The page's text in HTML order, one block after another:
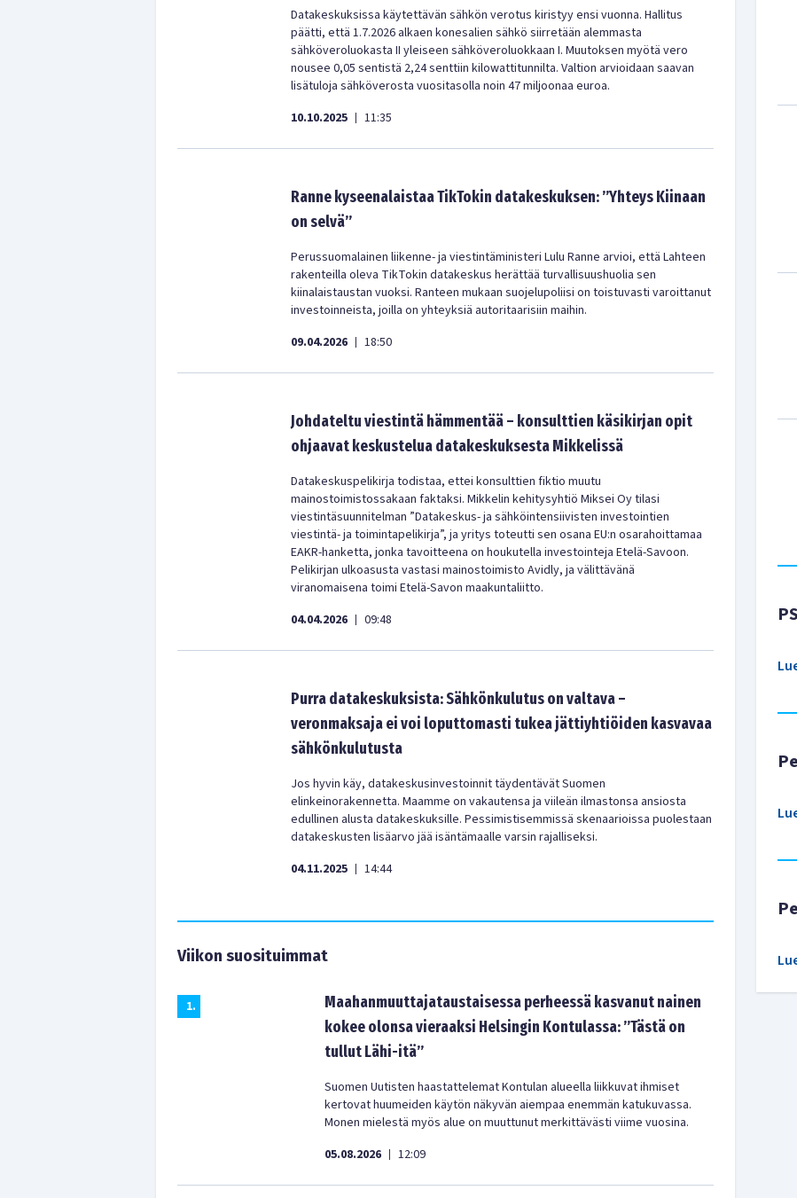
Datakeskuksissa käytettävän sähkön verotus kiristyy ensi vuonna. Hallitus
päätti, että 1.7.2026 alkaen konesalien sähkö siirretään alemmasta
sähköveroluokasta II yleiseen sähköveroluokkaan I. Muutoksen myötä vero
nousee 0,05 sentistä 2,24 senttiin kilowattitunnilta. Valtion arvioidaan saavan
lisätuloja sähköverosta vuositasolla noin 47 miljoonaa euroa.
10.10.2025 | 11:35
Ranne kyseenalaistaa TikTokin datakeskuksen: ”Yhteys Kiinaan
on selvä”
Perussuomalainen liikenne- ja viestintäministeri Lulu Ranne arvioi, että Lahteen
rakenteilla oleva TikTokin datakeskus herättää turvallisuushuolia sen
kiinalaistaustan vuoksi. Ranteen mukaan suojelupoliisi on toistuvasti varoittanut
investoinneista, joilla on yhteyksiä autoritaarisiin maihin.
09.04.2026 | 18:50
Johdateltu viestintä hämmentää – konsulttien käsikirjan opit
ohjaavat keskustelua datakeskuksesta Mikkelissä
Datakeskuspelikirja todistaa, ettei konsulttien fiktio muutu
mainostoimistossakaan faktaksi. Mikkelin kehitysyhtiö Miksei Oy tilasi
viestintäsuunnitelman ”Datakeskus- ja sähköintensiivisten investointien
viestintä- ja toimintapelikirja”, ja yritys toteutti sen osana EU:n osarahoittamaa
EAKR-hanketta, jonka tavoitteena on houkutella investointeja Etelä-Savoon.
Pelikirjan ulkoasusta vastasi mainostoimisto Avidly, ja välittävänä
viranomaisena toimi Etelä-Savon maakuntaliitto.
04.04.2026 | 09:48
Purra datakeskuksista: Sähkönkulutus on valtava –
veronmaksaja ei voi loputtomasti tukea jättiyhtiöiden kasvavaa
sähkönkulutusta
Jos hyvin käy, datakeskusinvestoinnit täydentävät Suomen
elinkeinorakennetta. Maamme on vakautensa ja viileän ilmastonsa ansiosta
edullinen alusta datakeskuksille. Pessimistisemmissä skenaarioissa puolestaan
datakeskusten lisäarvo jää isäntämaalle varsin rajalliseksi.
04.11.2025 | 14:44
Viikon suosituimmat
1.
Maahanmuuttajataustaisessa perheessä kasvanut nainen
kokee olonsa vieraaksi Helsingin Kontulassa: ”Tästä on
tullut Lähi-itä”
Suomen Uutisten haastattelemat Kontulan alueella liikkuvat ihmiset
kertovat huumeiden käytön näkyvän aiempaa enemmän katukuvassa.
Monen mielestä myös alue on muuttunut merkittävästi viime vuosina.
05.08.2026 | 12:09